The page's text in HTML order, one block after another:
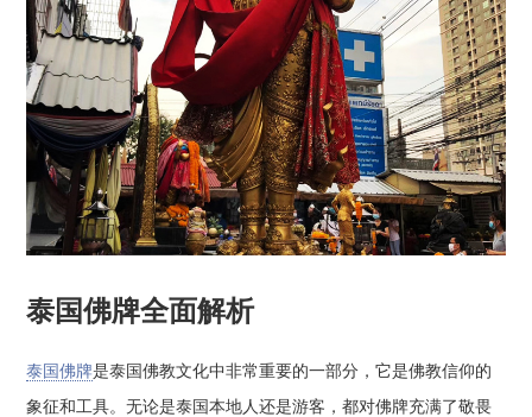
泰国佛牌全面解析
泰国佛牌是泰国佛教文化中非常重要的一部分，它是佛教信仰的
象征和工具。无论是泰国本地人还是游客，都对佛牌充满了敬畏